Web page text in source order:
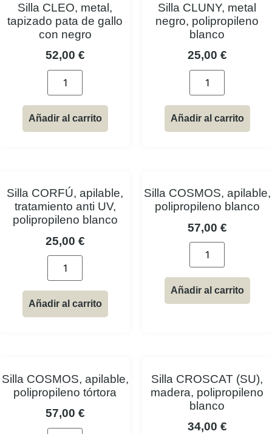
Silla CLEO, metal,
tapizado pata de gallo
con negro
52,00 €
Añadir al carrito
Silla CLUNY, metal
negro, polipropileno
blanco
25,00 €
Añadir al carrito
Silla CORFÚ, apilable,
tratamiento anti UV,
polipropileno blanco
25,00 €
Añadir al carrito
Silla COSMOS, apilable,
polipropileno blanco
57,00 €
Añadir al carrito
Silla COSMOS, apilable,
polipropileno tórtora
57,00 €
Silla CROSCAT (SU),
madera, polipropileno
blanco
34,00 €